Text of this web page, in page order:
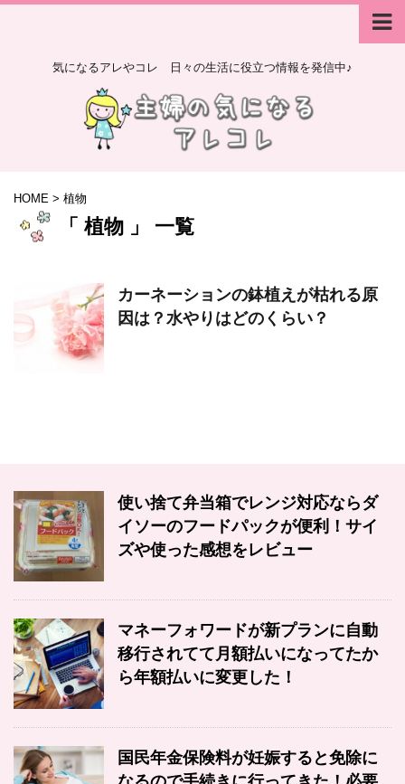
気になるアレやコレ 日々の生活に役立つ情報を発信中♪
HOME > 植物
「 植物 」 一覧
カーネーションの鉢植えが枯れる原
因は？水やりはどのくらい？
使い捨て弁当箱でレンジ対応ならダ
イソーのフードパックが便利！サイ
ズや使った感想をレビュー
マネーフォワードが新プランに自動
移行されてて月額払いになってたか
ら年額払いに変更した！
国民年金保険料が妊娠すると免除に